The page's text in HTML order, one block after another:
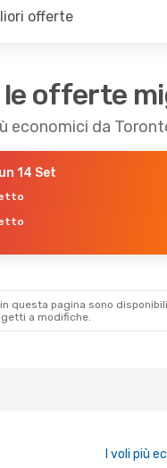
offerte
le offerte
economici da
14 Set
questa pagina sono
a modifiche.
I voli più